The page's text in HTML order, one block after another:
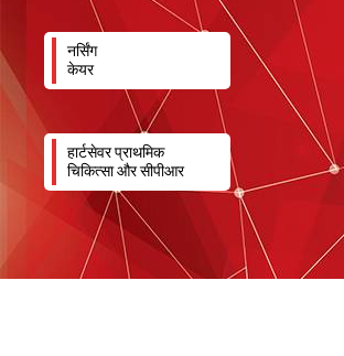
नर्सिंग
केयर
हार्टसेवर प्राथमिक
चिकित्सा और सीपीआर